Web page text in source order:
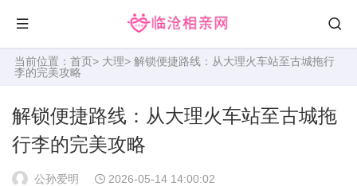
当前位置： 首页> 大理> 解锁便捷路线：从大理火车站至古城拖行
李的完美攻略
解锁便捷路线：从大理火车站至古城拖
行李的完美攻略
公孙爱明 2026-05-14 14:00:02